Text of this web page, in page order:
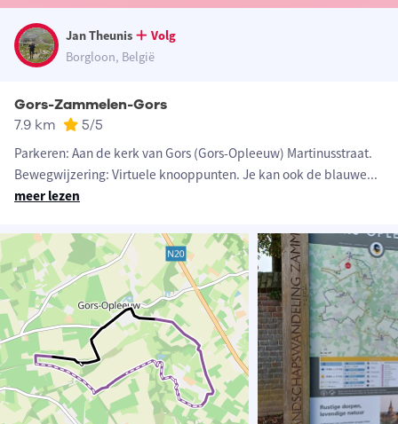
Jan Theunis
Volg
Borgloon, België
Gors-Zammelen-Gors
7.9 km 5/5
Parkeren: Aan de kerk van Gors (Gors-Opleeuw) Martinusstraat.
Bewegwijzering: Virtuele knooppunten. Je kan ook de blauwe...
meer lezen